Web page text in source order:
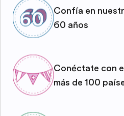
Confía en
60 años
Conéctate con
más de 100